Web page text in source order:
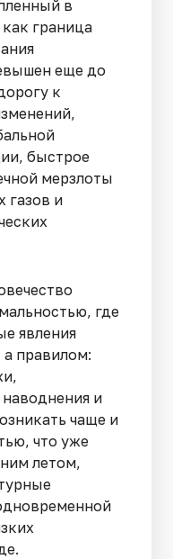
в
граница
еще до
к
быстрое
мерзлоты
газов и
где
явления
а правилом:
и
чаще и
что уже
летом,